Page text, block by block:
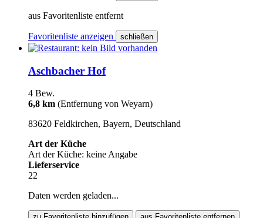
aus Favoritenliste entfernt
Favoritenliste anzeigen schließen
Aschbacher Hof
4 Bew.
6,8 km (Entfernung von Weyarn)
83620 Feldkirchen, Bayern, Deutschland
Art der Küche
Art der Küche: keine Angabe
Lieferservice
22
Daten werden geladen...